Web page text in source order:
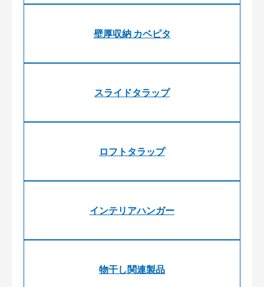
壁厚収納 カベピタ
スライドタラップ
ロフトタラップ
インテリアハンガー
物干し関連製品